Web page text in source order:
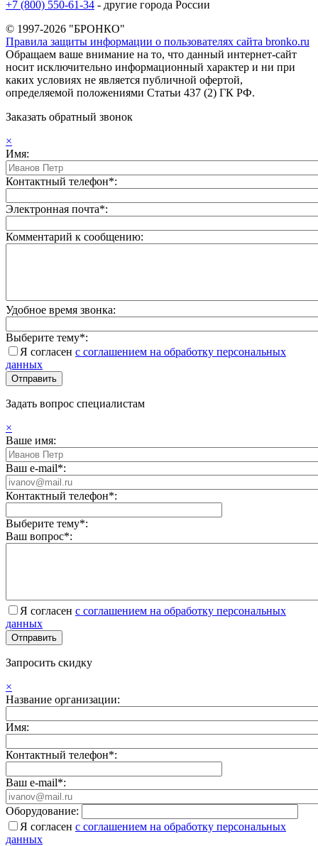
+7 (800) 550-61-34 - другие города России
© 1997-2026 "БРОНКО"
Правила защиты информации о пользователях сайта bronko.ru
Обращаем ваше внимание на то, что данный интернет-сайт
носит исключительно информационный характер и ни при
каких условиях не является публичной офертой,
определяемой положениями Статьи 437 (2) ГК РФ.
Заказать обратный звонок
×
Имя:
Контактный телефон*:
Электронная почта*:
Комментарий к сообщению:
Удобное время звонка:
Выберите тему*:
Я согласен с соглашением на обработку персональных
данных
Задать вопрос специалистам
×
Ваше имя:
Ваш e-mail*:
Контактный телефон*:
Выберите тему*:
Ваш вопрос*:
Я согласен с соглашением на обработку персональных
данных
Запросить скидку
×
Название организации:
Имя:
Контактный телефон*:
Ваш e-mail*:
Оборудование:
Я согласен с соглашением на обработку персональных
данных